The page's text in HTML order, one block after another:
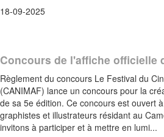
18-09-2025
Concours de l'affiche officielle
Règlement du concours Le Festival du
(CANIMAF) lance un concours pour la
de sa 5e édition. Ce concours est ouvert
graphistes et illustrateurs résidant au
invitons à participer et à mettre en lumi...